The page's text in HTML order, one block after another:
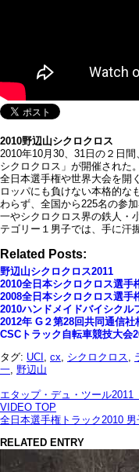
2010野辺山シクロクロス
2010年10月30、31日の２日
シクロクロス」が開催された
全日本選手権や世界大会を開
ロッパにも負けない本格的な
わらず、全国から225名の参
一やシクロクロス界の鉄人・
テゴリー１男子では、手に汗
Related Posts:
野辺山シクロクロス2011
2010全日本シクロクロス選手
2008全日本シクロクロス選手
2010ハンドメイドバイシクル
2012年 G２第28回共同通信社
CSCトラック自転車競技大会
タグ: UCI , cx, シクロクロス,
一, 野辺山
エタップ・デュ・ツール
VIDEO TOP
全日本選手権トラック2010 男
RELATED ENTRY